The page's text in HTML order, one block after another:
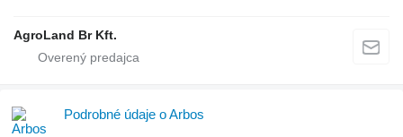
AgroLand Br Kft.
Podrobné údaje o Arbos